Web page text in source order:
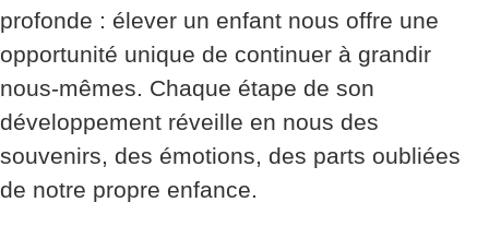
profonde : élever un enfant nous offre une
opportunité unique de continuer à grandir
nous-mêmes. Chaque étape de son
développement réveille en nous des
souvenirs, des émotions, des parts oubliées
de notre propre enfance.